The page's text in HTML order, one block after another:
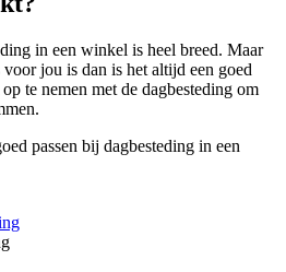
in een winkel is heel breed. Maar
jou is dan is het altijd een goed
te nemen met de dagbesteding om
passen bij dagbesteding in een